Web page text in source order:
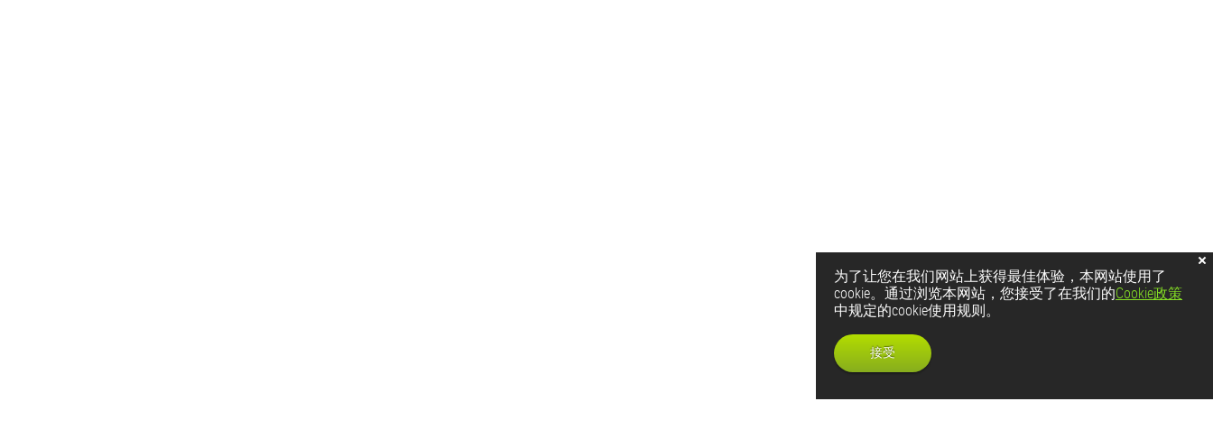
为了让您在我们网站上获得最佳体验，本网站使用了
cookie。通过浏览本网站，您接受了在我们的Cookie政策
中规定的cookie使用规则。
接受